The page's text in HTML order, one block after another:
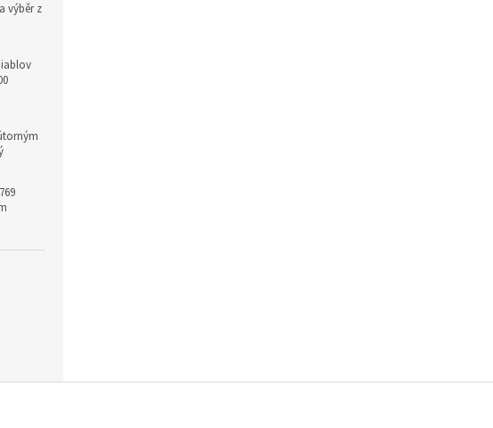
výběr z